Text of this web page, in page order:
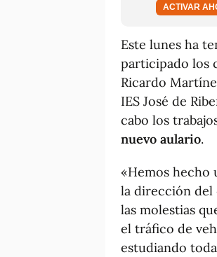
ACTIVAR
Este lunes ha
participado los
Ricardo
IES José de
cabo los
nuevo aulario.
«Hemos hecho
la dirección del
las molestias
el tráfico de
estudiando